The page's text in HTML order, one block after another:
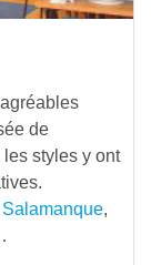
de
les styles y ont
Salamanque,